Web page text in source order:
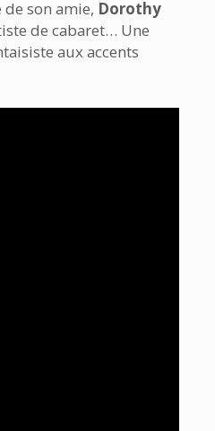
son amie, Dorothy
de cabaret… Une
aux accents